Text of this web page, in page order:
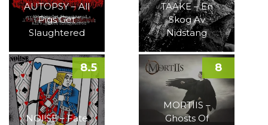
AUTOPSY – All
Pigs Get
Slaughtered
TAAKE – En
Skog Av
Nidstang
NOI!SE – Fate
8.5
MORTIIS –
Ghosts Of
8